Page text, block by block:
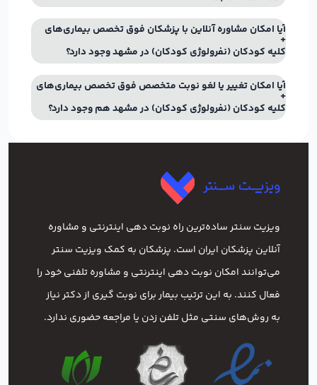
آیا امکان مشاوره آنلاین با پزشکان فوق تخصص بیماری‌های
کلیه کودکان (نفرولوژی کودکان) در مشهد وجود دارد؟
آیا امکان تغییر یا لغو نوبت متخصص فوق تخصص بیماری‌های
کلیه کودکان (نفرولوژی کودکان) در مشهد هم وجود دارد؟
ویزیت سنتر ساده‌ترین راه نوبت‌ دهی اینترنتی و مشاوره
آنلاین پزشکان ایران است. پزشکان به کمک ویزیت سنتر
می‌توانند امکان نوبت دهی اینترنتی و مشاوره تلفنی خود را
فعال کنند. به این ترتیب بیمار برای نوبت گیری از دکتر نیاز
به روش‌های سنتی مثل تلفن زدن یا مراجعه حضوری ندارد.